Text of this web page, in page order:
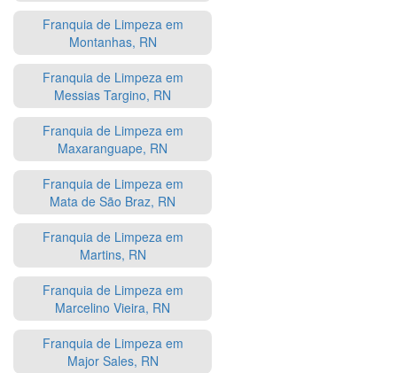
Franquia de Limpeza em
Montanhas, RN
Franquia de Limpeza em
Messias Targino, RN
Franquia de Limpeza em
Maxaranguape, RN
Franquia de Limpeza em
Mata de São Braz, RN
Franquia de Limpeza em
Martins, RN
Franquia de Limpeza em
Marcelino Vieira, RN
Franquia de Limpeza em
Major Sales, RN